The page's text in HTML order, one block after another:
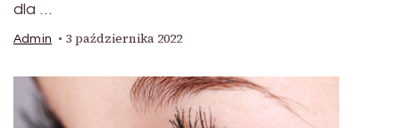
dla …
Admin 3 października 2022